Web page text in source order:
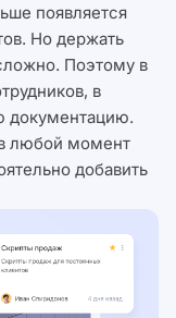
появляется
Но держать
Поэтому в
в
документацию.
любой момент
добавить